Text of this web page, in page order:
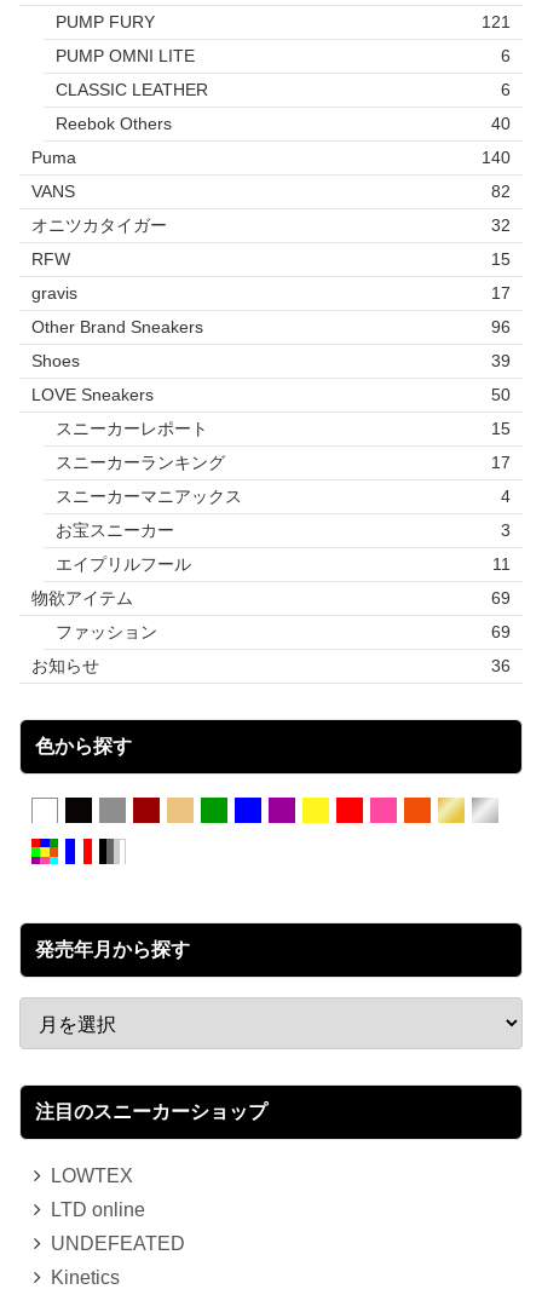
PUMP FURY
121
PUMP OMNI LITE
6
CLASSIC LEATHER
6
Reebok Others
40
Puma
140
VANS
82
オニツカタイガー
32
RFW
15
gravis
17
Other Brand Sneakers
96
Shoes
39
LOVE Sneakers
50
スニーカーレポート
15
スニーカーランキング
17
スニーカーマニアックス
4
お宝スニーカー
3
エイプリルフール
11
物欲アイテム
69
ファッション
69
お知らせ
36
色から探す
発売年月から探す
注目のスニーカーショップ
LOWTEX
LTD online
UNDEFEATED
Kinetics